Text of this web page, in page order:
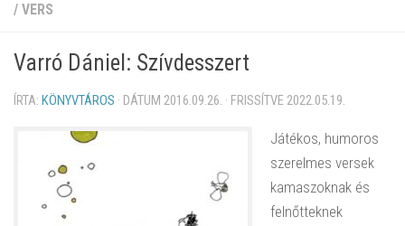
/ VERS
Varró Dániel: Szívdesszert
ÍRTA: KÖNYVTÁROS · DÁTUM 2016.09.26. · FRISSÍTVE 2022.05.19.
Játékos, humoros
szerelmes versek
kamaszoknak és
felnőtteknek